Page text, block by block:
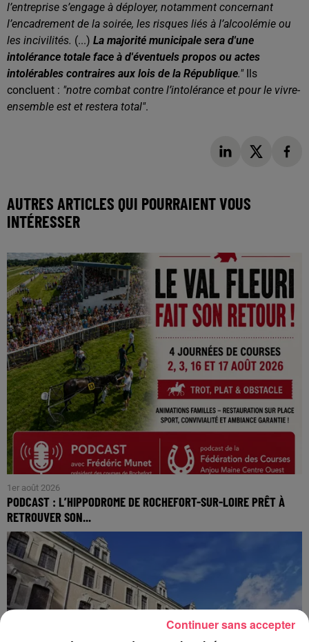
l’entreprise s’engage à déployer, notamment concernant
l’encadrement de la soirée, les risques liés à l’alcoolémie ou
les incivilités. (...) La majorité municipale sera d'une
intolérance totale face à d'éventuels propos ou actes
intolérables contraires aux lois de la République."Ils
concluent : "notre combat contre l’intolérance et pour le vivre-
ensemble est et restera total".
AUTRES ARTICLES QUI POURRAIENT VOUS
INTÉRESSER
1er août 2026
PODCAST : L’HIPPODROME DE ROCHEFORT-SUR-LOIRE PRÊT À
RETROUVER SON...
Continuer sans accepter